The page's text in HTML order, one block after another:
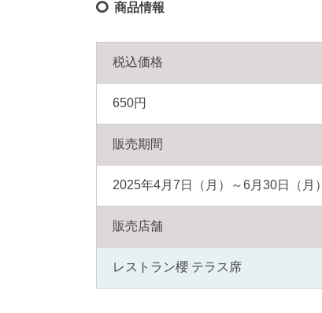
商品情報
税込価格
650円
販売期間
2025年4月7日（月）～6月30日（月）
販売店舗
レストラン櫻 テラス席